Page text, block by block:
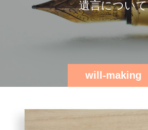
will-making
遺言について